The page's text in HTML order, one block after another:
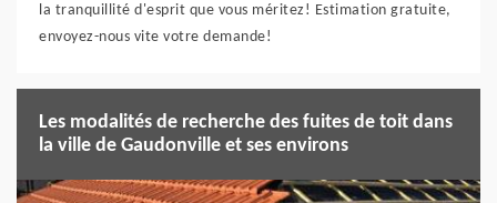
la tranquillité d'esprit que vous méritez! Estimation gratuite,
envoyez-nous vite votre demande!
Les modalités de recherche des fuites de toit dans
la ville de Gaudonville et ses environs